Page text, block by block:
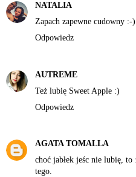
NATALIA
Zapach zapewne cudowny :-)
Odpowiedz
AUTREME
Też lubię Sweet Apple :)
Odpowiedz
AGATA TOMALLA
choć jabłek jeśc nie lubię, to
tego.